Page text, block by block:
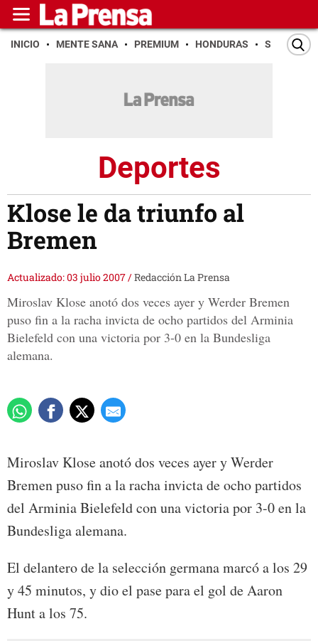
INICIO MENTE SANA PREMIUM HONDURAS SAN PEDRO
Deportes
Klose le da triunfo al
Bremen
Actualizado: 03 julio 2007/Redacción La Prensa
Miroslav Klose anotó dos veces ayer y Werder Bremen
puso fin a la racha invicta de ocho partidos del Arminia
Bielefeld con una victoria por 3-0 en la Bundesliga
alemana.
Miroslav Klose anotó dos veces ayer y Werder
Bremen puso fin a la racha invicta de ocho partidos
del Arminia Bielefeld con una victoria por 3-0 en la
Bundesliga alemana.
El delantero de la selección germana marcó a los 29
y 45 minutos, y dio el pase para el gol de Aaron
Hunt a los 75.